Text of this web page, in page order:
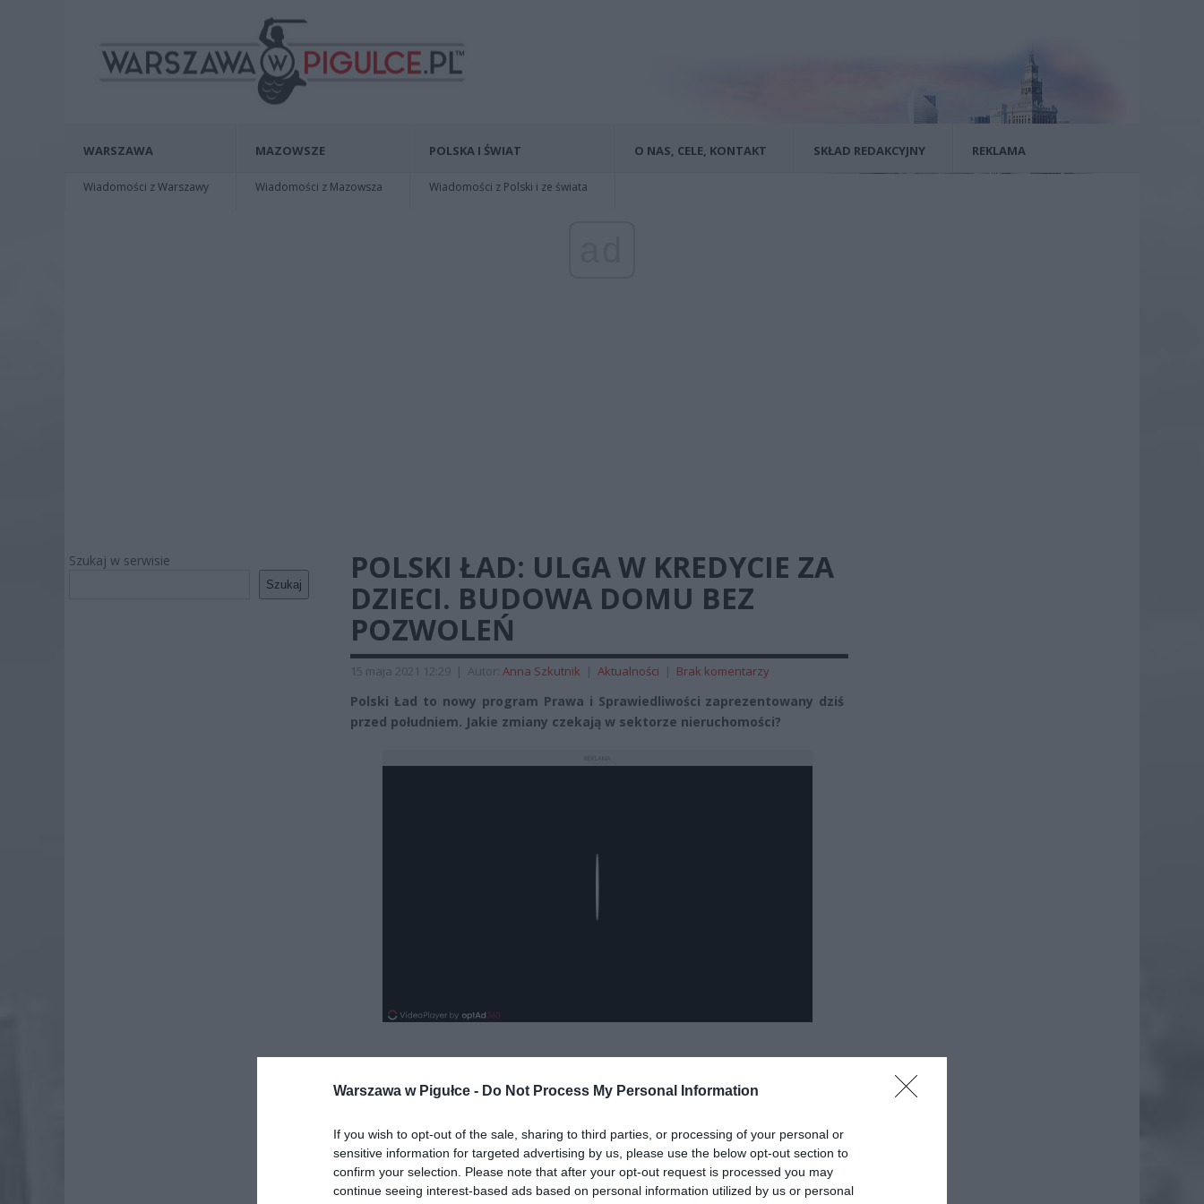
Warszawa w Pigułce - Do Not Process My Personal Information
If you wish to opt-out of the sale, sharing to third parties, or processing of your personal or
sensitive information for targeted advertising by us, please use the below opt-out section to
confirm your selection. Please note that after your opt-out request is processed you may
continue seeing interest-based ads based on personal information utilized by us or personal
WARSZAWA
Wiadomości z Warszawy
MAZOWSZE
Wiadomości z Mazowsza
POLSKA I ŚWIAT
Wiadomości z Polski i ze świata
O NAS, CELE, KONTAKT SKŁAD REDAKCYJNY REKLAMA
Szukaj w serwisie
Szukaj
POLSKI ŁAD: ULGA W KREDYCIE ZA
DZIECI. BUDOWA DOMU BEZ
POZWOLEŃ
15 maja 2021 12:29 | Autor: Anna Szkutnik | Aktualności | Brak komentarzy
Polski Ład to nowy program Prawa i Sprawiedliwości zaprezentowany dziś
przed południem. Jakie zmiany czekają w sektorze nieruchomości?
Dodaj nas do preferowanych źródeł w Google